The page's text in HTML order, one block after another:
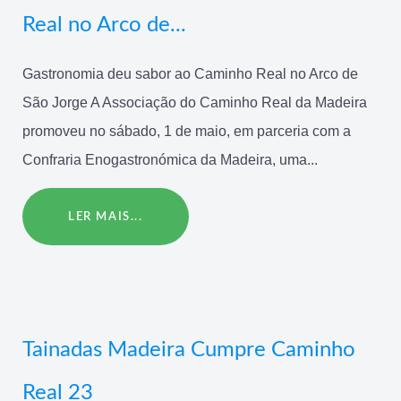
Real no Arco de...
Gastronomia deu sabor ao Caminho Real no Arco de
São Jorge A Associação do Caminho Real da Madeira
promoveu no sábado, 1 de maio, em parceria com a
Confraria Enogastronómica da Madeira, uma...
LER MAIS...
Tainadas Madeira Cumpre Caminho
Real 23